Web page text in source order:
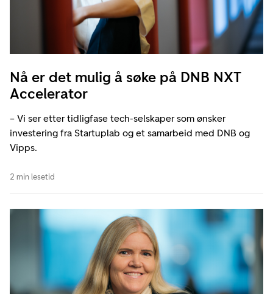
Nå er det mulig å søke på DNB NXT
Accelerator
– Vi ser etter tidligfase tech-selskaper som ønsker
investering fra Startuplab og et samarbeid med DNB og
Vipps.
2 min lesetid